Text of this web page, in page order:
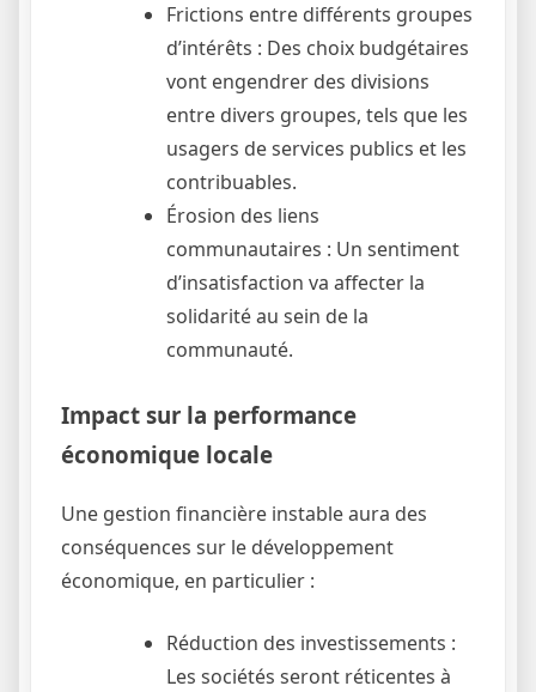
Frictions entre différents groupes
d’intérêts : Des choix budgétaires
vont engendrer des divisions
entre divers groupes, tels que les
usagers de services publics et les
contribuables.
Érosion des liens
communautaires : Un sentiment
d’insatisfaction va affecter la
solidarité au sein de la
communauté.
Impact sur la performance
économique locale
Une gestion financière instable aura des
conséquences sur le développement
économique, en particulier :
Réduction des investissements :
Les sociétés seront réticentes à